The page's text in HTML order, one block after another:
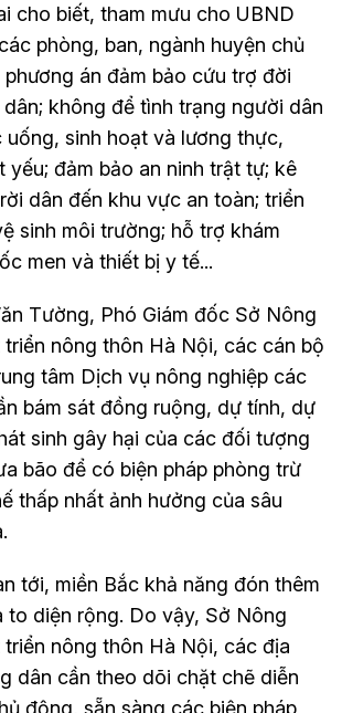
cho biết, tham mưu cho UBND
phòng, ban, ngành huyện chủ
án đảm bảo cứu trợ đời
không để tình trạng người dân
sinh hoạt và lương thực,
yếu; đảm bảo an ninh trật tự; kê
dân đến khu vực an toàn; triển
sinh môi trường; hỗ trợ khám
men và thiết bị y tế...
Tường, Phó Giám đốc Sở Nông
triển nông thôn Hà Nội, các cán bộ
tâm Dịch vụ nông nghiệp các
bám sát đồng ruộng, dự tính, dự
sinh gây hại của các đối tượng
bão để có biện pháp phòng trừ
thấp nhất ảnh hưởng của sâu
tới, miền Bắc khả năng đón thêm
to diện rộng. Do vậy, Sở Nông
triển nông thôn Hà Nội, các địa
dân cần theo dõi chặt chẽ diễn
động, sẵn sàng các biện pháp